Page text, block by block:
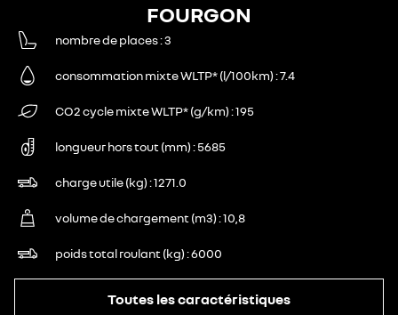
FOURGON
nombre de places 3
consommation mixte WLTP* (l/100km) 7.4
CO2 cycle mixte WLTP* (g/km) 195
longueur hors tout (mm) 5685
charge utile (kg) 1271.0
volume de chargement (m3) 10,8
poids total roulant (kg) 6000
Toutes les caractéristiques